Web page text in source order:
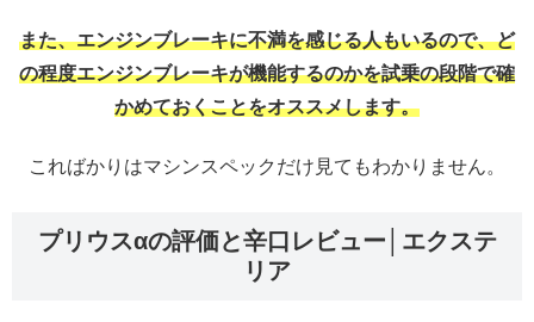
また、エンジンブレーキに不満を感じる人もいるので、ど
の程度エンジンブレーキが機能するのかを試乗の段階で確
かめておくことをオススメします。
こればかりはマシンスペックだけ見てもわかりません。
プリウスαの評価と辛口レビュー│エクステ
リア